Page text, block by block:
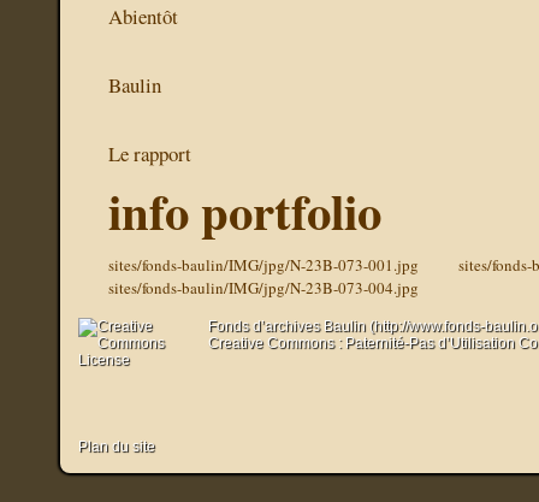
Abientôt
Baulin
Le rapport
info portfolio
sites/fonds-baulin/IMG/jpg/N-23B-073-001.jpg
sites/
sites/fonds-baulin/IMG/jpg/N-23B-073-004.jpg
Fonds d’archives Baulin (http://www.fonds-
Creative Commons : Paternité-Pas d’Utilisation
Plan du site